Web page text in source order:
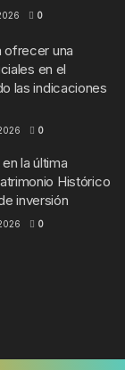
0
ofrecer una
en el
las indicaciones
0
la última
Histórico
inversión
0